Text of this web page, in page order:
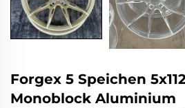
Forgex 5 Speichen
Monoblock Aluminium